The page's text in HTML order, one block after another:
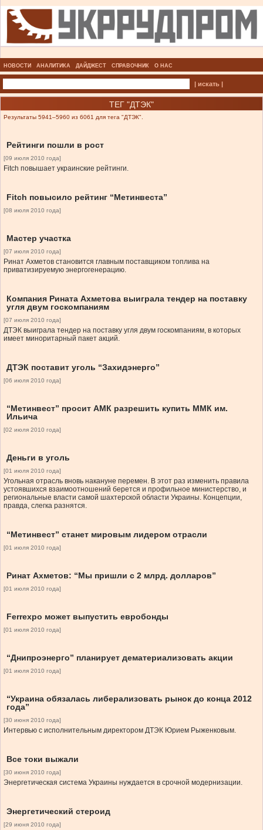
НОВОСТИ АНАЛИТИКА ДАЙДЖЕСТ СПРАВОЧНИК О НАС
| искать |
ТЕГ "ДТЭК"
Результаты 5941–5960 из 6061 для тега "ДТЭК".
Рейтинги пошли в рост
[09 июля 2010 года]
Fitch повышает украинские рейтинги.
Fitch повысило рейтинг “Метинвеста”
[08 июля 2010 года]
Мастер участка
[07 июля 2010 года]
Ринат Ахметов становится главным поставщиком топлива на
приватизируемую энергогенерацию.
Компания Рината Ахметова выиграла тендер на поставку
угля двум госкомпаниям
[07 июля 2010 года]
ДТЭК выиграла тендер на поставку угля двум госкомпаниям, в которых
имеет миноритарный пакет акций.
ДТЭК поставит уголь “Захидэнерго”
[06 июля 2010 года]
“Метинвест” просит АМК разрешить купить ММК им.
Ильича
[02 июля 2010 года]
Деньги в уголь
[01 июля 2010 года]
Угольная отрасль вновь накануне перемен. В этот раз изменить правила
устоявшихся взаимоотношений берется и профильное министерство, и
региональные власти самой шахтерской области Украины. Концепции,
правда, слегка разнятся.
“Метинвест” станет мировым лидером отрасли
[01 июля 2010 года]
Ринат Ахметов: “Мы пришли с 2 млрд. долларов”
[01 июля 2010 года]
Ferrexpo может выпустить евробонды
[01 июля 2010 года]
“Днипроэнерго” планирует дематериализовать акции
[01 июля 2010 года]
“Украина обязалась либерализовать рынок до конца 2012
года”
[30 июня 2010 года]
Интервью с исполнительным директором ДТЭК Юрием Рыженковым.
Все токи выжали
[30 июня 2010 года]
Энергетическая система Украины нуждается в срочной модернизации.
Энергетический стероид
[29 июня 2010 года]